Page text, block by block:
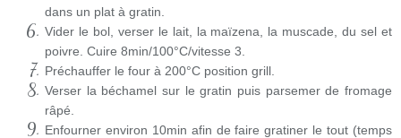
dans un plat à gratin.
Vider le bol, verser le lait, la maïzena, la muscade, du sel et
poivre. Cuire 8min/100°C/vitesse 3.
Préchauffer le four à 200°C position grill.
Verser la béchamel sur le gratin puis parsemer de fromage
râpé.
Enfourner environ 10min afin de faire gratiner le tout (temps